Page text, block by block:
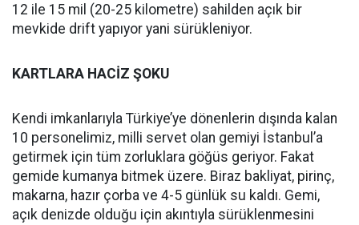
12 ile 15 mil (20-25 kilometre) sahilden açık bir
mevkide drift yapıyor yani sürükleniyor.
KARTLARA HACİZ ŞOKU
Kendi imkanlarıyla Türkiye’ye dönenlerin dışında kalan
10 personelimiz, milli servet olan gemiyi İstanbul’a
getirmek için tüm zorluklara göğüs geriyor. Fakat
gemide kumanya bitmek üzere. Biraz bakliyat, pirinç,
makarna, hazır çorba ve 4-5 günlük su kaldı. Gemi,
açık denizde olduğu için akıntıyla sürüklenmesini